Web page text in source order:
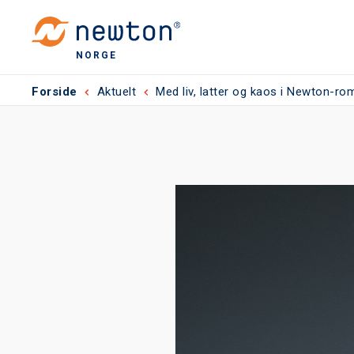
NORGE
Forside Aktuelt Med liv, latter og kaos i Newton-